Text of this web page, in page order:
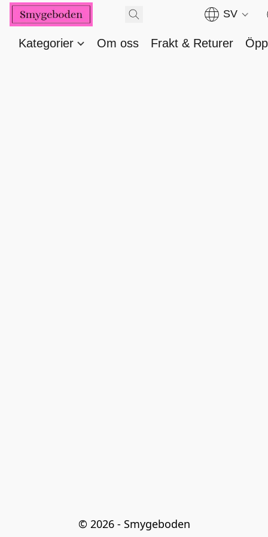
SV
Kategorier Om oss Frakt & Returer
© 2026 - Smygeboden